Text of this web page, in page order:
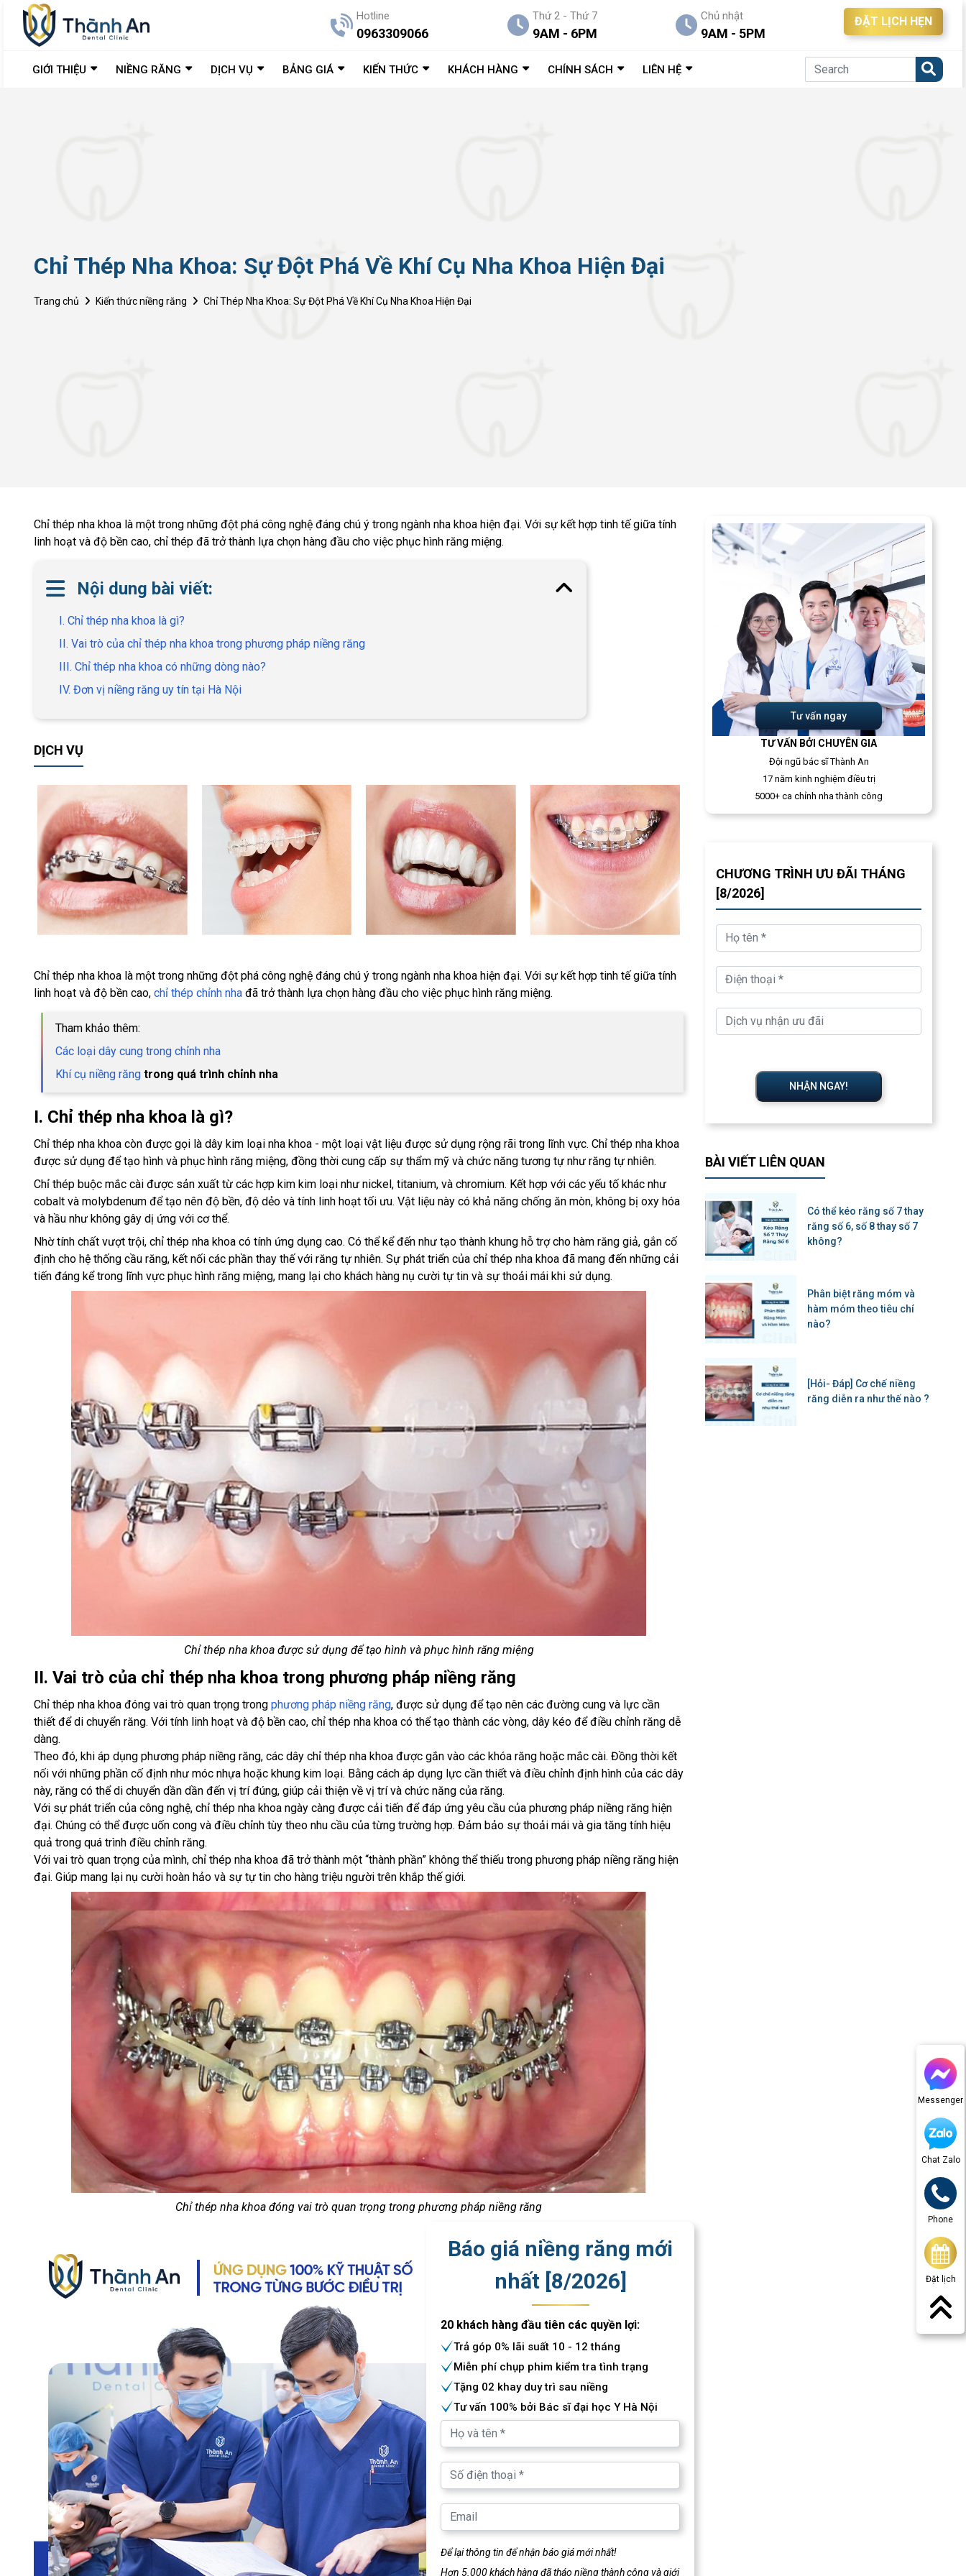
Hotline
0963309066
Thứ 2 - Thứ 7
9AM - 6PM
Chủ nhật
9AM - 5PM
ĐẶT LỊCH HẸN
GIỚI THIỆU NIỀNG RĂNG DỊCH VỤ BẢNG GIÁ KIẾN THỨC KHÁCH HÀNG CHÍNH SÁCH LIÊN HỆ
Messenger
Chat Zalo
Phone
Đặt lịch
Chỉ Thép Nha Khoa: Sự Đột Phá Về Khí Cụ Nha Khoa Hiện Đại
Trang chủ Kiến thức niềng răng Chỉ Thép Nha Khoa: Sự Đột Phá Về Khí Cụ Nha Khoa Hiện Đại
Chỉ thép nha khoa là một trong những đột phá công nghệ đáng chú ý trong ngành nha khoa hiện đại. Với sự kết hợp tinh tế giữa tính
linh hoạt và độ bền cao, chỉ thép đã trở thành lựa chọn hàng đầu cho việc phục hình răng miệng.
Nội dung bài viết:
I. Chỉ thép nha khoa là gì?
II. Vai trò của chỉ thép nha khoa trong phương pháp niềng răng
III. Chỉ thép nha khoa có những dòng nào?
IV. Đơn vị niềng răng uy tín tại Hà Nội
DỊCH VỤ
Chỉ thép nha khoa là một trong những đột phá công nghệ đáng chú ý trong ngành nha khoa hiện đại. Với sự kết hợp tinh tế giữa tính
linh hoạt và độ bền cao, chỉ thép chỉnh nha đã trở thành lựa chọn hàng đầu cho việc phục hình răng miệng.
Tham khảo thêm:
Các loại dây cung trong chỉnh nha
Khí cụ niềng răng trong quá trình chỉnh nha
I. Chỉ thép nha khoa là gì?
Chỉ thép nha khoa còn được gọi là dây kim loại nha khoa - một loại vật liệu được sử dụng rộng rãi trong lĩnh vực. Chỉ thép nha khoa
được sử dụng để tạo hình và phục hình răng miệng, đồng thời cung cấp sự thẩm mỹ và chức năng tương tự như răng tự nhiên.
Chỉ thép buộc mắc cài được sản xuất từ các hợp kim kim loại như nickel, titanium, và chromium. Kết hợp với các yếu tố khác như
cobalt và molybdenum để tạo nên độ bền, độ dẻo và tính linh hoạt tối ưu. Vật liệu này có khả năng chống ăn mòn, không bị oxy hóa
và hầu như không gây dị ứng với cơ thể.
Nhờ tính chất vượt trội, chỉ thép nha khoa có tính ứng dụng cao. Có thể kể đến như tạo thành khung hỗ trợ cho hàm răng giả, gắn cố
định cho hệ thống cầu răng, kết nối các phần thay thế với răng tự nhiên. Sự phát triển của chỉ thép nha khoa đã mang đến những cải
tiến đáng kể trong lĩnh vực phục hình răng miệng, mang lại cho khách hàng nụ cười tự tin và sự thoải mái khi sử dụng.
Chỉ thép nha khoa được sử dụng để tạo hình và phục hình răng miệng
II. Vai trò của chỉ thép nha khoa trong phương pháp niềng răng
Chỉ thép nha khoa đóng vai trò quan trọng trong phương pháp niềng răng, được sử dụng để tạo nên các đường cung và lực cần
thiết để di chuyển răng. Với tính linh hoạt và độ bền cao, chỉ thép nha khoa có thể tạo thành các vòng, dây kéo để điều chỉnh răng dễ
dàng.
Theo đó, khi áp dụng phương pháp niềng răng, các dây chỉ thép nha khoa được gắn vào các khóa răng hoặc mắc cài. Đồng thời kết
nối với những phần cố định như móc nhựa hoặc khung kim loại. Bằng cách áp dụng lực cần thiết và điều chỉnh định hình của các dây
này, răng có thể di chuyển dần dần đến vị trí đúng, giúp cải thiện về vị trí và chức năng của răng.
Với sự phát triển của công nghệ, chỉ thép nha khoa ngày càng được cải tiến để đáp ứng yêu cầu của phương pháp niềng răng hiện
đại. Chúng có thể được uốn cong và điều chỉnh tùy theo nhu cầu của từng trường hợp. Đảm bảo sự thoải mái và gia tăng tính hiệu
quả trong quá trình điều chỉnh răng.
Với vai trò quan trọng của mình, chỉ thép nha khoa đã trở thành một “thành phần” không thể thiếu trong phương pháp niềng răng hiện
đại. Giúp mang lại nụ cười hoàn hảo và sự tự tin cho hàng triệu người trên khắp thế giới.
Chỉ thép nha khoa đóng vai trò quan trọng trong phương pháp niềng răng
Báo giá niềng răng mới
nhất [8/2026]
20 khách hàng đầu tiên các quyền lợi:
Trả góp 0% lãi suất 10 - 12 tháng
Miễn phí chụp phim kiểm tra tình trạng
Tặng 02 khay duy trì sau niềng
Tư vấn 100% bởi Bác sĩ đại học Y Hà Nội
Để lại thông tin để nhận báo giá mới nhất!
Hơn 5.000 khách hàng đã tháo niềng thành công và giới
Tư vấn ngay
TƯ VẤN BỞI CHUYÊN GIA
Đội ngũ bác sĩ Thành An
17 năm kinh nghiệm điều trị
5000+ ca chỉnh nha thành công
CHƯƠNG TRÌNH ƯU ĐÃI THÁNG
[8/2026]
NHẬN NGAY!
BÀI VIẾT LIÊN QUAN
Có thể kéo răng số 7 thay
răng số 6, số 8 thay số 7
không?
Phân biệt răng móm và
hàm móm theo tiêu chí
nào?
[Hỏi- Đáp] Cơ chế niềng
răng diễn ra như thế nào ?